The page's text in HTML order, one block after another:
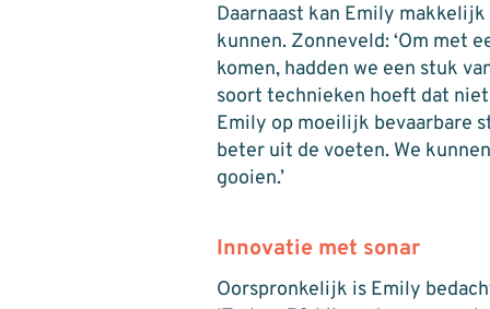
Daarnaast kan Emily
kunnen. Zonneveld: ‘Om met
komen, hadden we een stuk
soort technieken hoeft dat
Emily op moeilijk bevaarbare
beter uit de voeten. We
gooien.’
Innovatie met sonar
Oorspronkelijk is Emily